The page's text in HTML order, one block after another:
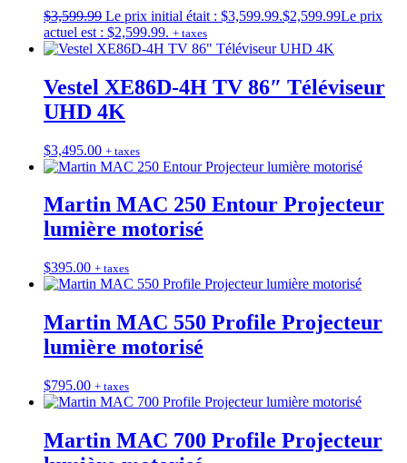
$3,599.99 Le prix initial était : $3,599.99.$2,599.99Le prix
actuel est : $2,599.99. + taxes
Vestel XE86D-4H TV 86″ Téléviseur
UHD 4K
$3,495.00 + taxes
Martin MAC 250 Entour Projecteur
lumière motorisé
$395.00 + taxes
Martin MAC 550 Profile Projecteur
lumière motorisé
$795.00 + taxes
Martin MAC 700 Profile Projecteur